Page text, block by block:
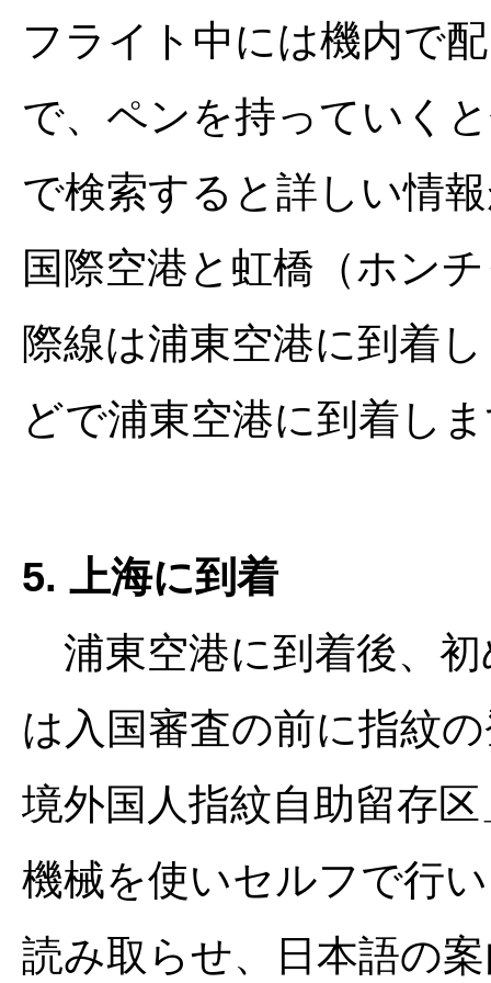
フライト中には機内で
で、ペンを持っていく
で検索すると詳しい情
国際空港と虹橋（ホン
際線は浦東空港に到着
どで浦東空港に到着し
5. 上海に到着
浦東空港に到着後、
は入国審査の前に指紋
境外国人指紋自助留存
機械を使いセルフで行
読み取らせ、日本語の